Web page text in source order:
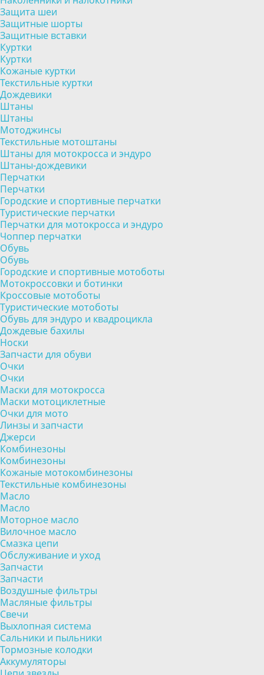
Защита шеи
Защитные шорты
Защитные вставки
Куртки
Куртки
Кожаные куртки
Текстильные куртки
Дождевики
Штаны
Штаны
Мотоджинсы
Текстильные мотоштаны
Штаны для мотокросса и эндуро
Штаны-дождевики
Перчатки
Перчатки
Городские и спортивные перчатки
Туристические перчатки
Перчатки для мотокросса и эндуро
Чоппер перчатки
Обувь
Обувь
Городские и спортивные мотоботы
Мотокроссовки и ботинки
Кроссовые мотоботы
Туристические мотоботы
Обувь для эндуро и квадроцикла
Дождевые бахилы
Носки
Запчасти для обуви
Очки
Очки
Маски для мотокросса
Маски мотоциклетные
Очки для мото
Линзы и запчасти
Джерси
Комбинезоны
Комбинезоны
Кожаные мотокомбинезоны
Текстильные комбинезоны
Масло
Масло
Моторное масло
Вилочное масло
Смазка цепи
Обслуживание и уход
Запчасти
Запчасти
Воздушные фильтры
Масляные фильтры
Свечи
Выхлопная система
Сальники и пыльники
Тормозные колодки
Аккумуляторы